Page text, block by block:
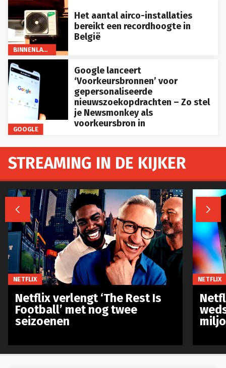
BINNENLAND
Het aantal airco-installaties
bereikt een recordhoogte in
België
GOOGLE
Google lanceert
‘Voorkeursbronnen’ voor
gepersonaliseerde
nieuwszoekopdrachten – Zo stel
je Newsmonkey als
voorkeursbron in
STREAMING IN DE KIJKER
 
NETFLIX
Netflix verlengt ‘The Rest Is
Football’ met nog twee
seizoenen
NETFLIX